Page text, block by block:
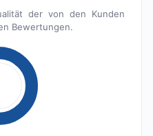
der von den Kunden
Bewertungen.